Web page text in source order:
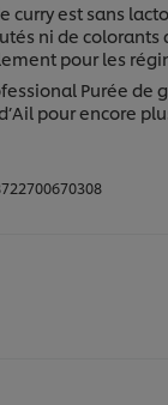
curry est sans
ni de
pour les
Purée de
pour encore